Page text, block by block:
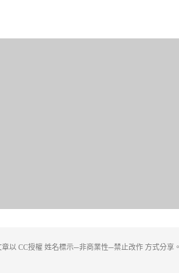
以 CC授權 姓名標示─非商業性─禁止改作 方式分享。